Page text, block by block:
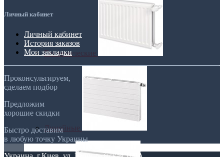
Гигиенические
Линейные
Личный кабинет
Личный кабинет
История заказов
Мои закладки
Проконсультируем,
сделаем подбор
Предложим
хорошие скидки
Быстро доставим
в любую точку Украины